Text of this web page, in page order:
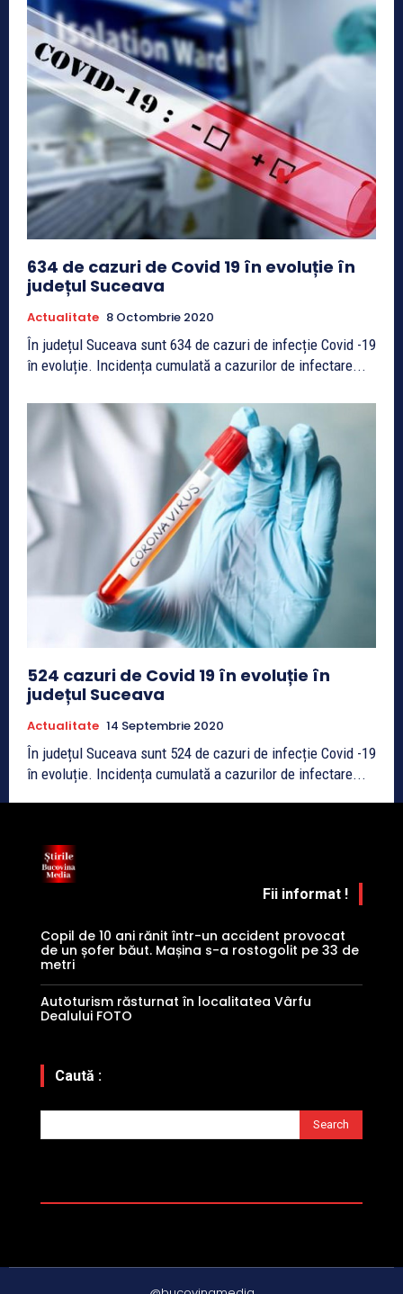
634 de cazuri de Covid 19 în evoluție în
județul Suceava
Actualitate 8 Octombrie 2020
În județul Suceava sunt 634 de cazuri de infecție Covid -19
în evoluție. Incidența cumulată a cazurilor de infectare...
524 cazuri de Covid 19 în evoluție în
județul Suceava
Actualitate 14 Septembrie 2020
În județul Suceava sunt 524 de cazuri de infecție Covid -19
în evoluție. Incidența cumulată a cazurilor de infectare...
Fii informat !
Copil de 10 ani rănit într-un accident provocat
de un șofer băut. Mașina s-a rostogolit pe 33 de
metri
Autoturism răsturnat în localitatea Vârfu
Dealului FOTO
Caută :
Search